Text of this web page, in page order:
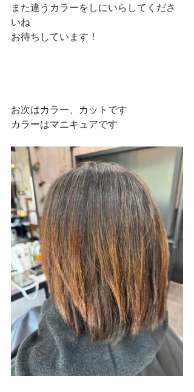
また違うカラーをしにいらしてくださ
いね
お待ちしています！
お次はカラー、カットです
カラーはマニキュアです